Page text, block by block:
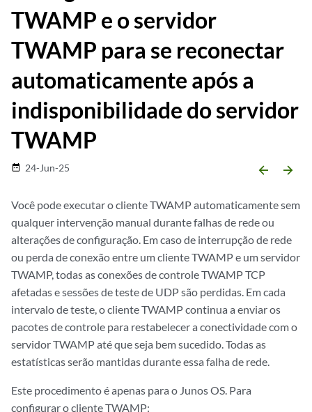
TWAMP e o servidor
TWAMP para se reconectar
automaticamente após a
indisponibilidade do servidor
TWAMP
date_range 24-Jun-25 arrow_backward arrow_forward
Você pode executar o cliente TWAMP automaticamente sem
qualquer intervenção manual durante falhas de rede ou
alterações de configuração. Em caso de interrupção de rede
ou perda de conexão entre um cliente TWAMP e um servidor
TWAMP, todas as conexões de controle TWAMP TCP
afetadas e sessões de teste de UDP são perdidas. Em cada
intervalo de teste, o cliente TWAMP continua a enviar os
pacotes de controle para restabelecer a conectividade com o
servidor TWAMP até que seja bem sucedido. Todas as
estatísticas serão mantidas durante essa falha de rede.
Este procedimento é apenas para o Junos OS. Para
configurar o cliente TWAMP: